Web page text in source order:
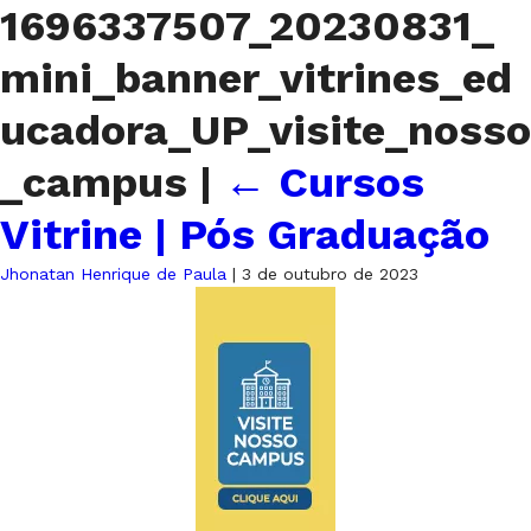
1696337507_20230831_
mini_banner_vitrines_ed
ucadora_UP_visite_nosso
_campus | ← Cursos
Vitrine | Pós Graduação
Jhonatan Henrique de Paula | 3 de outubro de 2023